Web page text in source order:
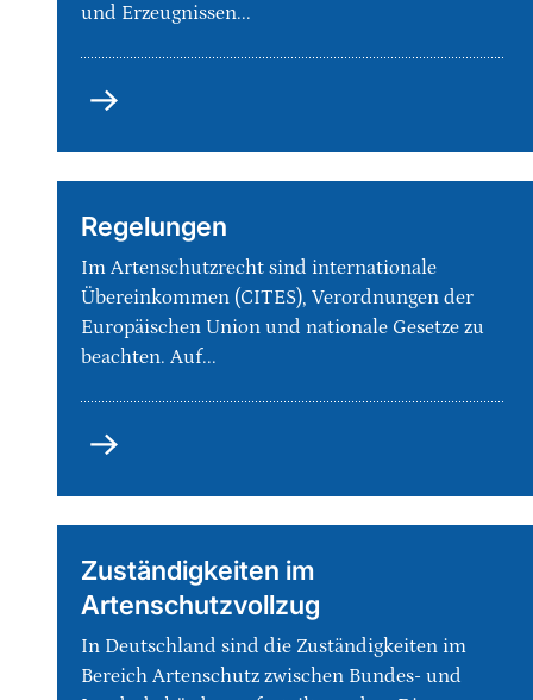
und Erzeugnissen...
Arten-
Produktinfos
Regelungen
Im Artenschutzrecht sind internationale
Übereinkommen (CITES), Verordnungen der
Europäischen Union und nationale Gesetze zu
beachten. Auf...
Regelungen
Zuständigkeiten im
Artenschutzvollzug
In Deutschland sind die Zuständigkeiten im
Bereich Artenschutz zwischen Bundes- und